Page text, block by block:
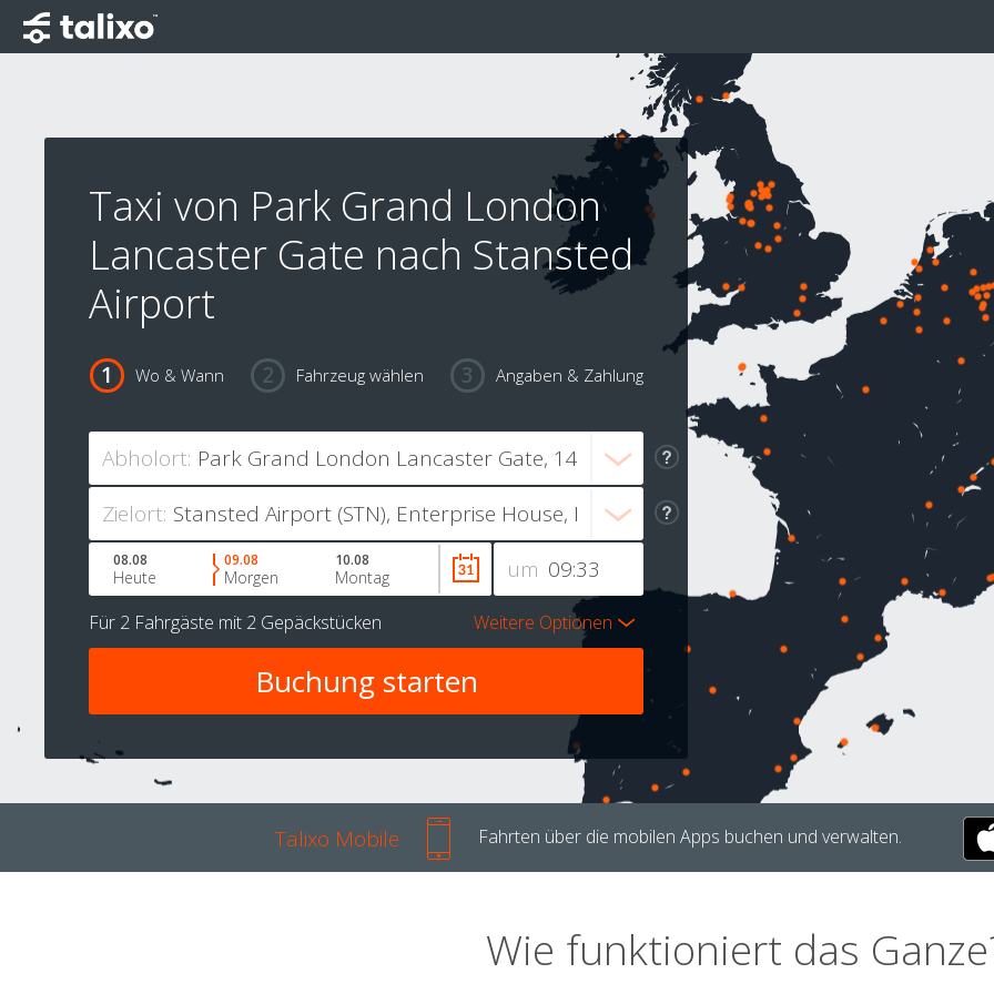
Taxi von Park Grand London
Lancaster Gate nach Stansted
Airport
Wo & Wann Fahrzeug wählen Angaben & Zahlung
Abholort:
Zielort:
um
08.08
Heute
09.08
Morgen
10.08
Montag
Für 2 Fahrgäste mit 2 Gepäckstücken Weitere Optionen
Talixo Mobile Fahrten über die mobilen Apps buchen und verwalten.
Wie funktioniert das